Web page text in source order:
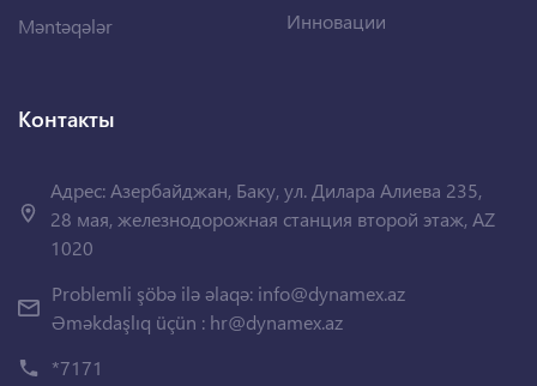
Məntəqələr
Инновации
Контакты
Адрес: Азербайджан, Баку, ул. Дилара Алиева 235,
28 мая, железнодорожная станция второй этаж, AZ
1020
Problemli şöbə ilə əlaqə: info@dynamex.az
Əməkdaşlıq üçün : hr@dynamex.az
*7171